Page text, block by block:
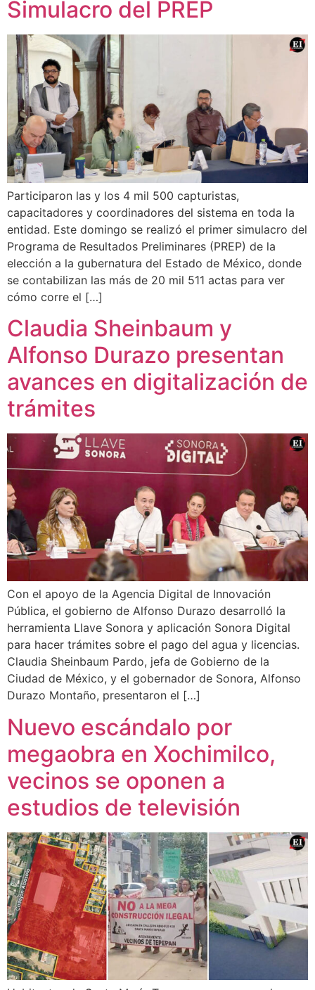
Simulacro del PREP
Participaron las y los 4 mil 500 capturistas,
capacitadores y coordinadores del sistema en toda la
entidad. Este domingo se realizó el primer simulacro del
Programa de Resultados Preliminares (PREP) de la
elección a la gubernatura del Estado de México, donde
se contabilizan las más de 20 mil 511 actas para ver
cómo corre el […]
Claudia Sheinbaum y
Alfonso Durazo presentan
avances en digitalización de
trámites
Con el apoyo de la Agencia Digital de Innovación
Pública, el gobierno de Alfonso Durazo desarrolló la
herramienta Llave Sonora y aplicación Sonora Digital
para hacer trámites sobre el pago del agua y licencias.
Claudia Sheinbaum Pardo, jefa de Gobierno de la
Ciudad de México, y el gobernador de Sonora, Alfonso
Durazo Montaño, presentaron el […]
Nuevo escándalo por
megaobra en Xochimilco,
vecinos se oponen a
estudios de televisión